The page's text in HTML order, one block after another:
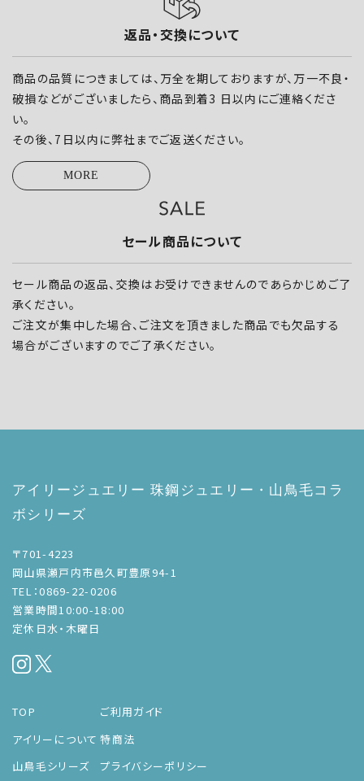
返品・交換について
商品の品質につきましては、万全を期しておりますが、万一不良・
破損などがございましたら、商品到着3 日以内にご連絡くださ
い。
その後、7日以内に弊社までご返送ください。
MORE
セール商品について
セール商品の返品、交換はお受けできませんのであらかじめご了
承ください。
ご注文が集中した場合、ご注文を頂きました商品でも欠品する
場合がございますのでご了承ください。
アイリージュエリー 珠鋼ジュエリー・山鳥毛コラ
ボシリーズ
〒701-4223
岡山県瀬戸内市邑久町豊原94-1
TEL：0869-22-0206
営業時間10:00-18:00
定休日水・木曜日
TOP
アイリーについて
山鳥毛シリーズ
ご利用ガイド
特商法
プライバシーポリシー